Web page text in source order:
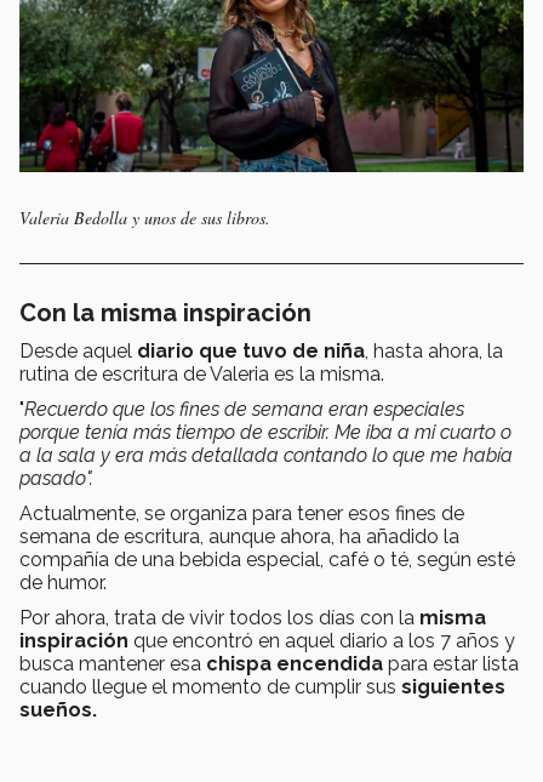
Valeria Bedolla y unos de sus libros.
Con la misma inspiración
Desde aquel diario que tuvo de niña, hasta ahora, la
rutina de escritura de Valeria es la misma.
"Recuerdo que los fines de semana eran especiales
porque tenía más tiempo de escribir. Me iba a mi cuarto o
a la sala y era más detallada contando lo que me había
pasado".
Actualmente, se organiza para tener esos fines de
semana de escritura, aunque ahora, ha añadido la
compañía de una bebida especial, café o té, según esté
de humor.
Por ahora, trata de vivir todos los días con la misma
inspiración que encontró en aquel diario a los 7 años y
busca mantener esa chispa encendida para estar lista
cuando llegue el momento de cumplir sus siguientes
sueños.